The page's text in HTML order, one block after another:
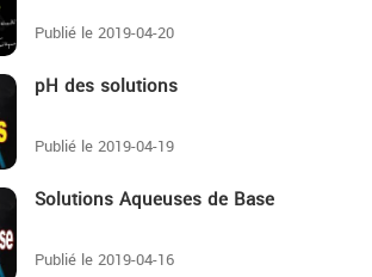
Publié le 2019-04-20
pH des solutions
Publié le 2019-04-19
Solutions Aqueuses de Base
Publié le 2019-04-16